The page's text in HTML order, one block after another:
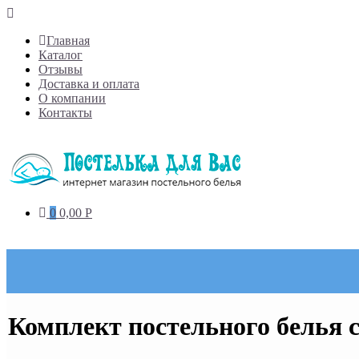
Skip
content Главная
Каталог
Отзывы
Доставка и оплата
О компании
Контакты
0 0,00 Р
Комплект постельного белья